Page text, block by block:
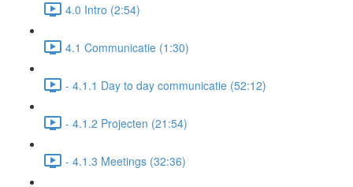
4.0 Intro (2:54)
4.1 Communicatie (1:30)
- 4.1.1 Day to day communicatie (52:12)
- 4.1.2 Projecten (21:54)
- 4.1.3 Meetings (32:36)